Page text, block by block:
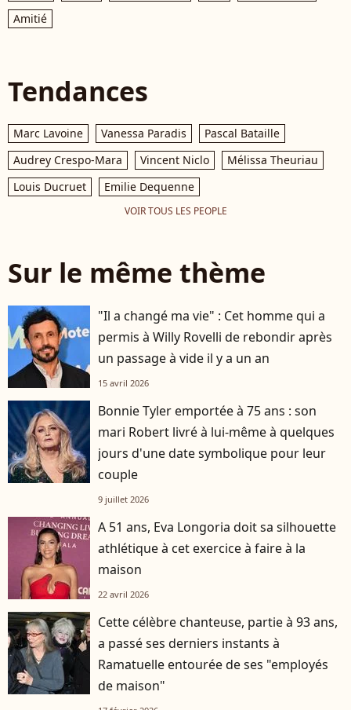
Amitié
Tendances
Marc Lavoine Vanessa Paradis
Pascal Bataille
Audrey Crespo-Mara
Vincent Niclo
Mélissa Theuriau
Louis Ducruet
Emilie Dequenne
VOIR TOUS LES PEOPLE
Sur le même thème
"Il a changé ma vie" : Cet homme qui a
permis à Willy Rovelli de rebondir après
un passage à vide il y a un an
15 avril 2026
Bonnie Tyler emportée à 75 ans : son
mari Robert livré à lui-même à quelques
jours d'une date symbolique pour leur
couple
9 juillet 2026
A 51 ans, Eva Longoria doit sa silhouette
athlétique à cet exercice à faire à la
maison
22 avril 2026
Cette célèbre chanteuse, partie à 93 ans,
a passé ses derniers instants à
Ramatuelle entourée de ses "employés
de maison"